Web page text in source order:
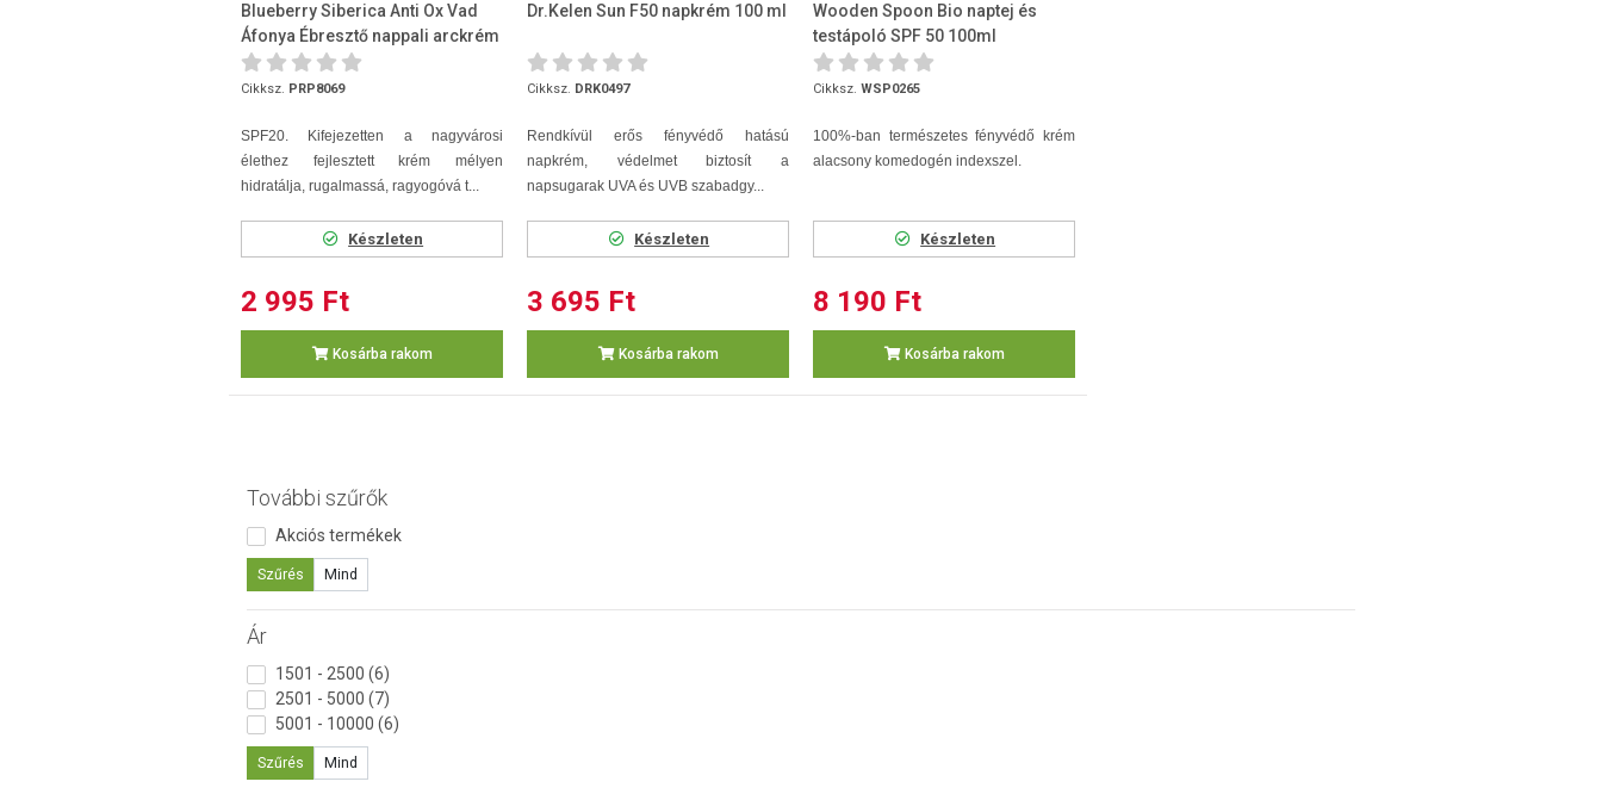
További szűrők
Akciós termékek
Szűrés Mind
Ár
1501 - 2500 (6)
2501 - 5000 (7)
5001 - 10000 (6)
Szűrés Mind
Blueberry Siberica Anti Ox Vad
Áfonya Ébresztő nappali arckrém
50ml
Cikksz. PRP8069
SPF20. Kifejezetten a nagyvárosi
élethez fejlesztett krém mélyen
hidratálja, rugalmassá, ragyogóvá t...
Készleten
2 995 Ft
Kosárba rakom
Dr.Kelen Sun F50 napkrém 100 ml
Cikksz. DRK0497
Rendkívül erős fényvédő hatású
napkrém, védelmet biztosít a
napsugarak UVA és UVB szabadgy...
Készleten
3 695 Ft
Kosárba rakom
Wooden Spoon Bio naptej és
testápoló SPF 50 100ml
Cikksz. WSP0265
100%-ban természetes fényvédő krém
alacsony komedogén indexszel.
Készleten
8 190 Ft
Kosárba rakom